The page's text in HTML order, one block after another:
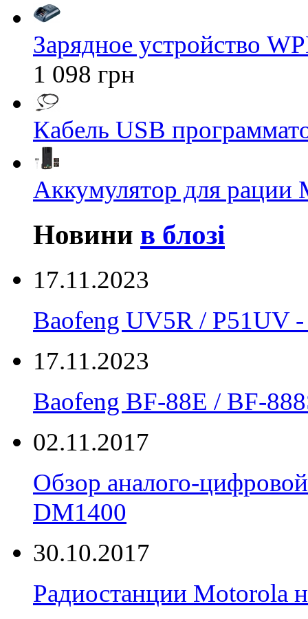
Зарядное устройство
1 098 грн
Кабель USB
Аккумулятор для рации
Новини в блозі
17.11.2023
Baofeng UV5R /
17.11.2023
Вaofeng BF-88E / BF-
02.11.2017
Обзор аналого-
DM1400
30.10.2017
Радиостанции Motorola